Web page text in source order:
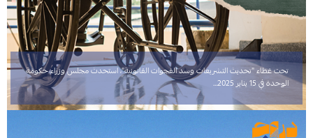
تحت غطاء "تحديث التشريعات وسد الفجوات القانونية"، استحدث مجلس وزراء حكومة
الوحدة في 15 يناير 2025…